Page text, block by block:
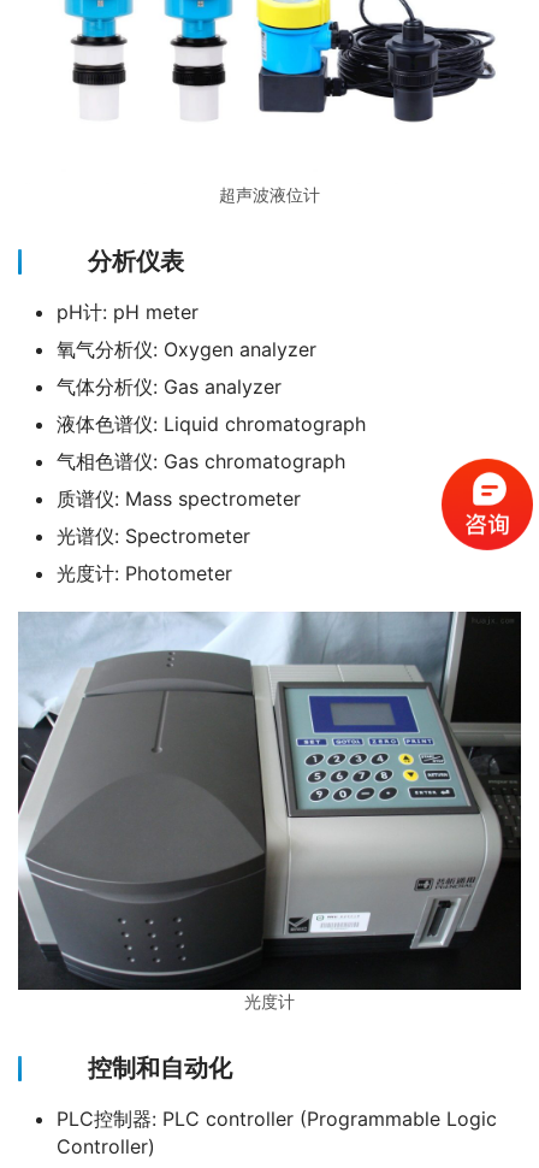
超声波液位计
分析仪表
pH计: pH meter
氧气分析仪: Oxygen analyzer
气体分析仪: Gas analyzer
液体色谱仪: Liquid chromatograph
气相色谱仪: Gas chromatograph
质谱仪: Mass spectrometer
光谱仪: Spectrometer
光度计: Photometer
光度计
控制和自动化
PLC控制器: PLC controller (Programmable Logic
Controller)